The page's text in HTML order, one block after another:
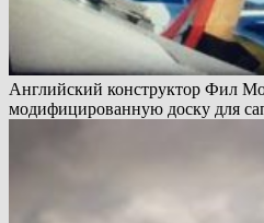
Английский конструктор Фил
модифицированную доску для